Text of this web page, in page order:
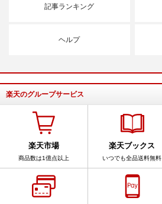
記事ランキング
ヘルプ
楽天のグループサービス
楽天市場
商品数は1億点以上
楽天ブックス
いつでも全品送料無料